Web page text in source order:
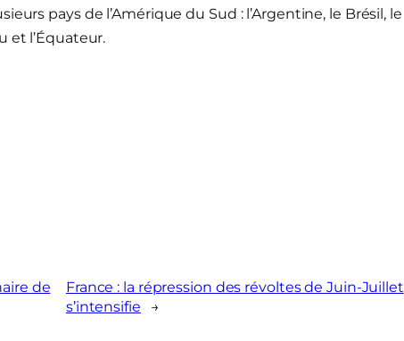
pays de l’Amérique du Sud : l’Argentine, le Brésil, le
et l’Équateur.
de
France : la répression des révoltes de Juin-Juillet
s’intensifie
→